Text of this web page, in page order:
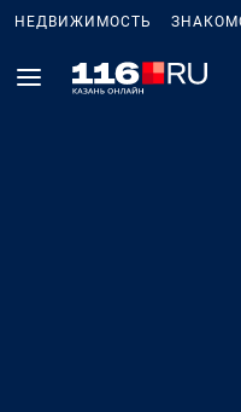
НЕДВИЖИМОСТЬ